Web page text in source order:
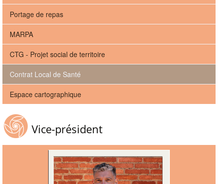
Portage de repas
MARPA
CTG - Projet social de territoire
Contrat Local de Santé
Espace cartographique
Vice-président